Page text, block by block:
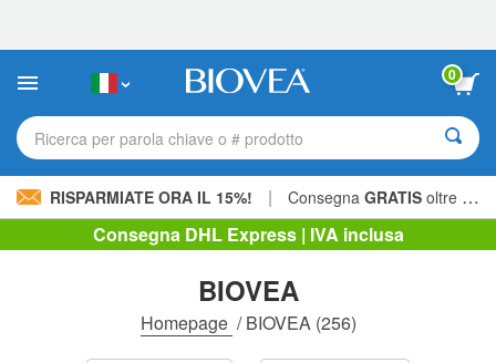
sito
include
sistema
0
Ricerca per parola chiave o # prodotto
RISPARMIATE ORA IL 15%! | Consegna GRATIS oltre 60,00 € »
Consegna DHL Express | IVA inclusa
BIOVEA
Homepage /BIOVEA(256)